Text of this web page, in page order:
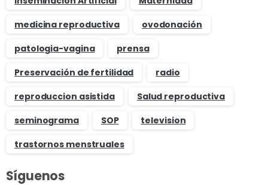
medicina reproductiva
ovodonación
patologia-vagina
prensa
Preservación de fertilidad
radio
reproduccion asistida
Salud reproductiva
seminograma
SOP
television
trastornos menstruales
Síguenos